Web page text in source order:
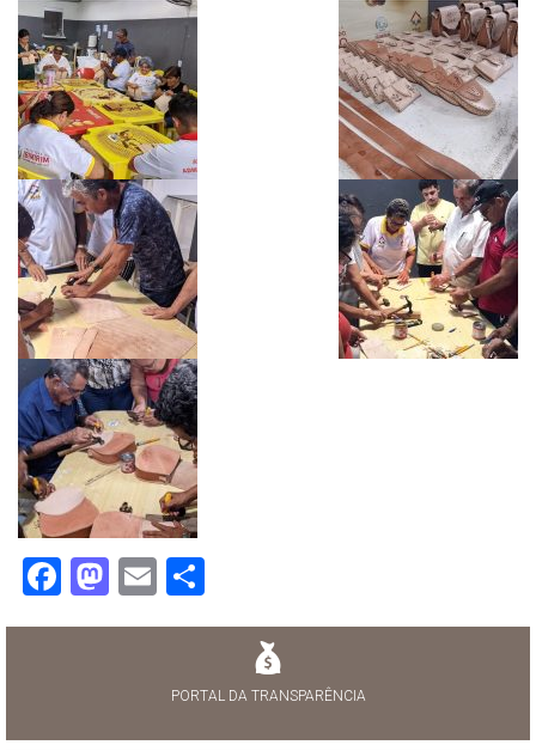
Facebook
Mastodon
Email
PORTAL DA TRANSPARÊNCIA